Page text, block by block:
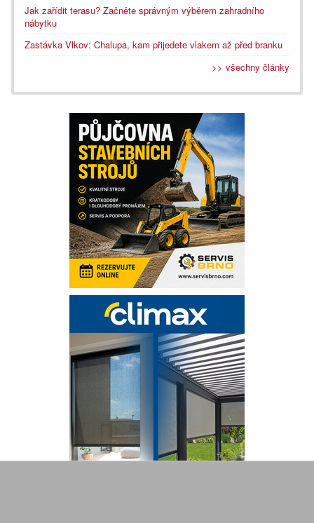
Jak zařídit terasu? Začněte správným výběrem zahradního
nábytku
Zastávka Vlkov: Chalupa, kam přijedete vlakem až před branku
>> všechny články